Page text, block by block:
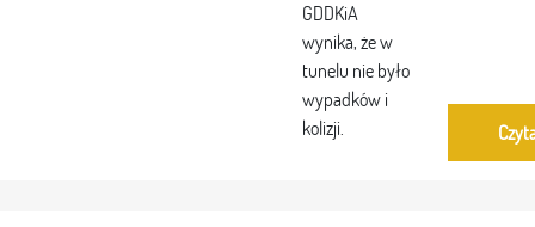
GDDKiA
wynika, że w
tunelu nie było
wypadków i
kolizji.